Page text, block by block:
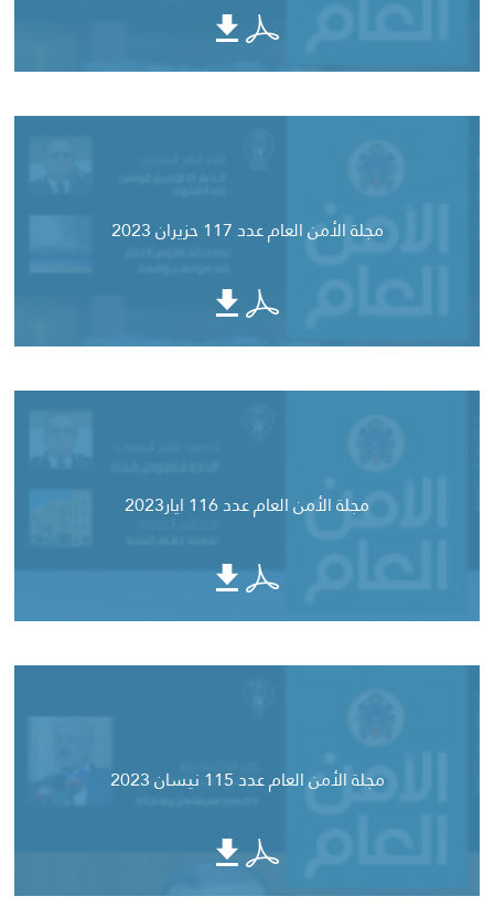
مجلة الأمن العام عدد 117 حزيران 2023
مجلة الأمن العام عدد 116 ايار2023
مجلة الأمن العام عدد 115 نيسان 2023